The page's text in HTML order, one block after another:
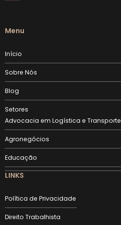
Menu
Início
Sobre Nós
Blog
Setores
Advocacia em Logística e Transporte
Agronegócios
Educação
LINKS
Política de Privacidade
Direito Trabalhista